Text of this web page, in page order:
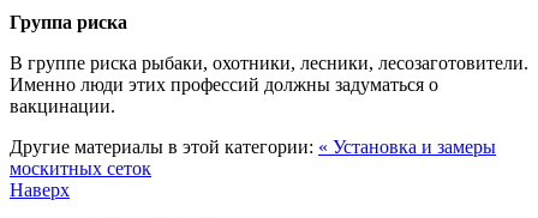
Группа риска
В группе риска рыбаки, охотники, лесники, лесозаготовители.
Именно люди этих профессий должны задуматься о
вакцинации.
Другие материалы в этой категории: « Установка и замеры
москитных сеток
Наверх